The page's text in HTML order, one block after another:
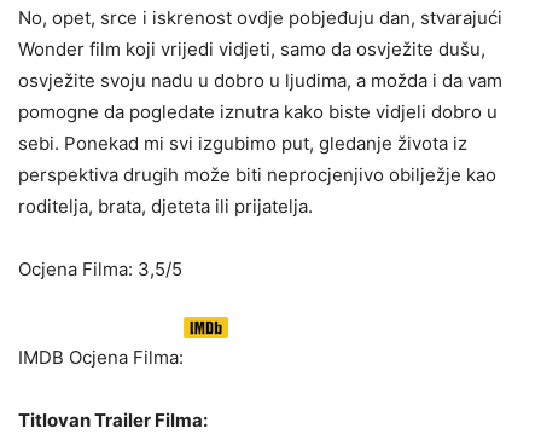
No, opet, srce i iskrenost ovdje pobjeđuju dan, stvarajući
Wonder film koji vrijedi vidjeti, samo da osvježite dušu,
osvježite svoju nadu u dobro u ljudima, a možda i da vam
pomogne da pogledate iznutra kako biste vidjeli dobro u
sebi. Ponekad mi svi izgubimo put, gledanje života iz
perspektiva drugih može biti neprocjenjivo obilježje kao
roditelja, brata, djeteta ili prijatelja.
Ocjena Filma: 3,5/5
IMDB Ocjena Filma:
Titlovan Trailer Filma: